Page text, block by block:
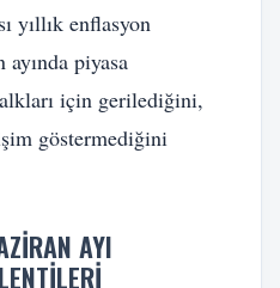
yıllık enflasyon
piyasa
için gerilediğini,
göstermediğini
AYI